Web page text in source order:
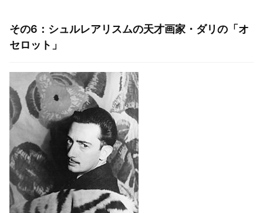
その6：シュルレアリスムの天才画家・ダリの「オ
セロット」